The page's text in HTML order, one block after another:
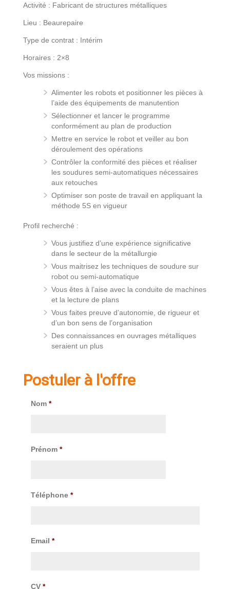
Activité : Fabricant de structures métalliques
Lieu : Beaurepaire
Type de contrat : Intérim
Horaires : 2×8
Vos missions :
Alimenter les robots et positionner les pièces à
l’aide des équipements de manutention
Sélectionner et lancer le programme
conformément au plan de production
Mettre en service le robot et veiller au bon
déroulement des opérations
Contrôler la conformité des pièces et réaliser
les soudures semi-automatiques nécessaires
aux retouches
Optimiser son poste de travail en appliquant la
méthode 5S en vigueur
Profil recherché :
Vous justifiez d’une expérience significative
dans le secteur de la métallurgie
Vous maitrisez les techniques de soudure sur
robot ou semi-automatique
Vous êtes à l’aise avec la conduite de machines
et la lecture de plans
Vous faites preuve d’autonomie, de rigueur et
d’un bon sens de l’organisation
Des connaissances en ouvrages métalliques
seraient un plus
Postuler à l'offre
Nom *
Prénom *
Téléphone *
Email *
CV *